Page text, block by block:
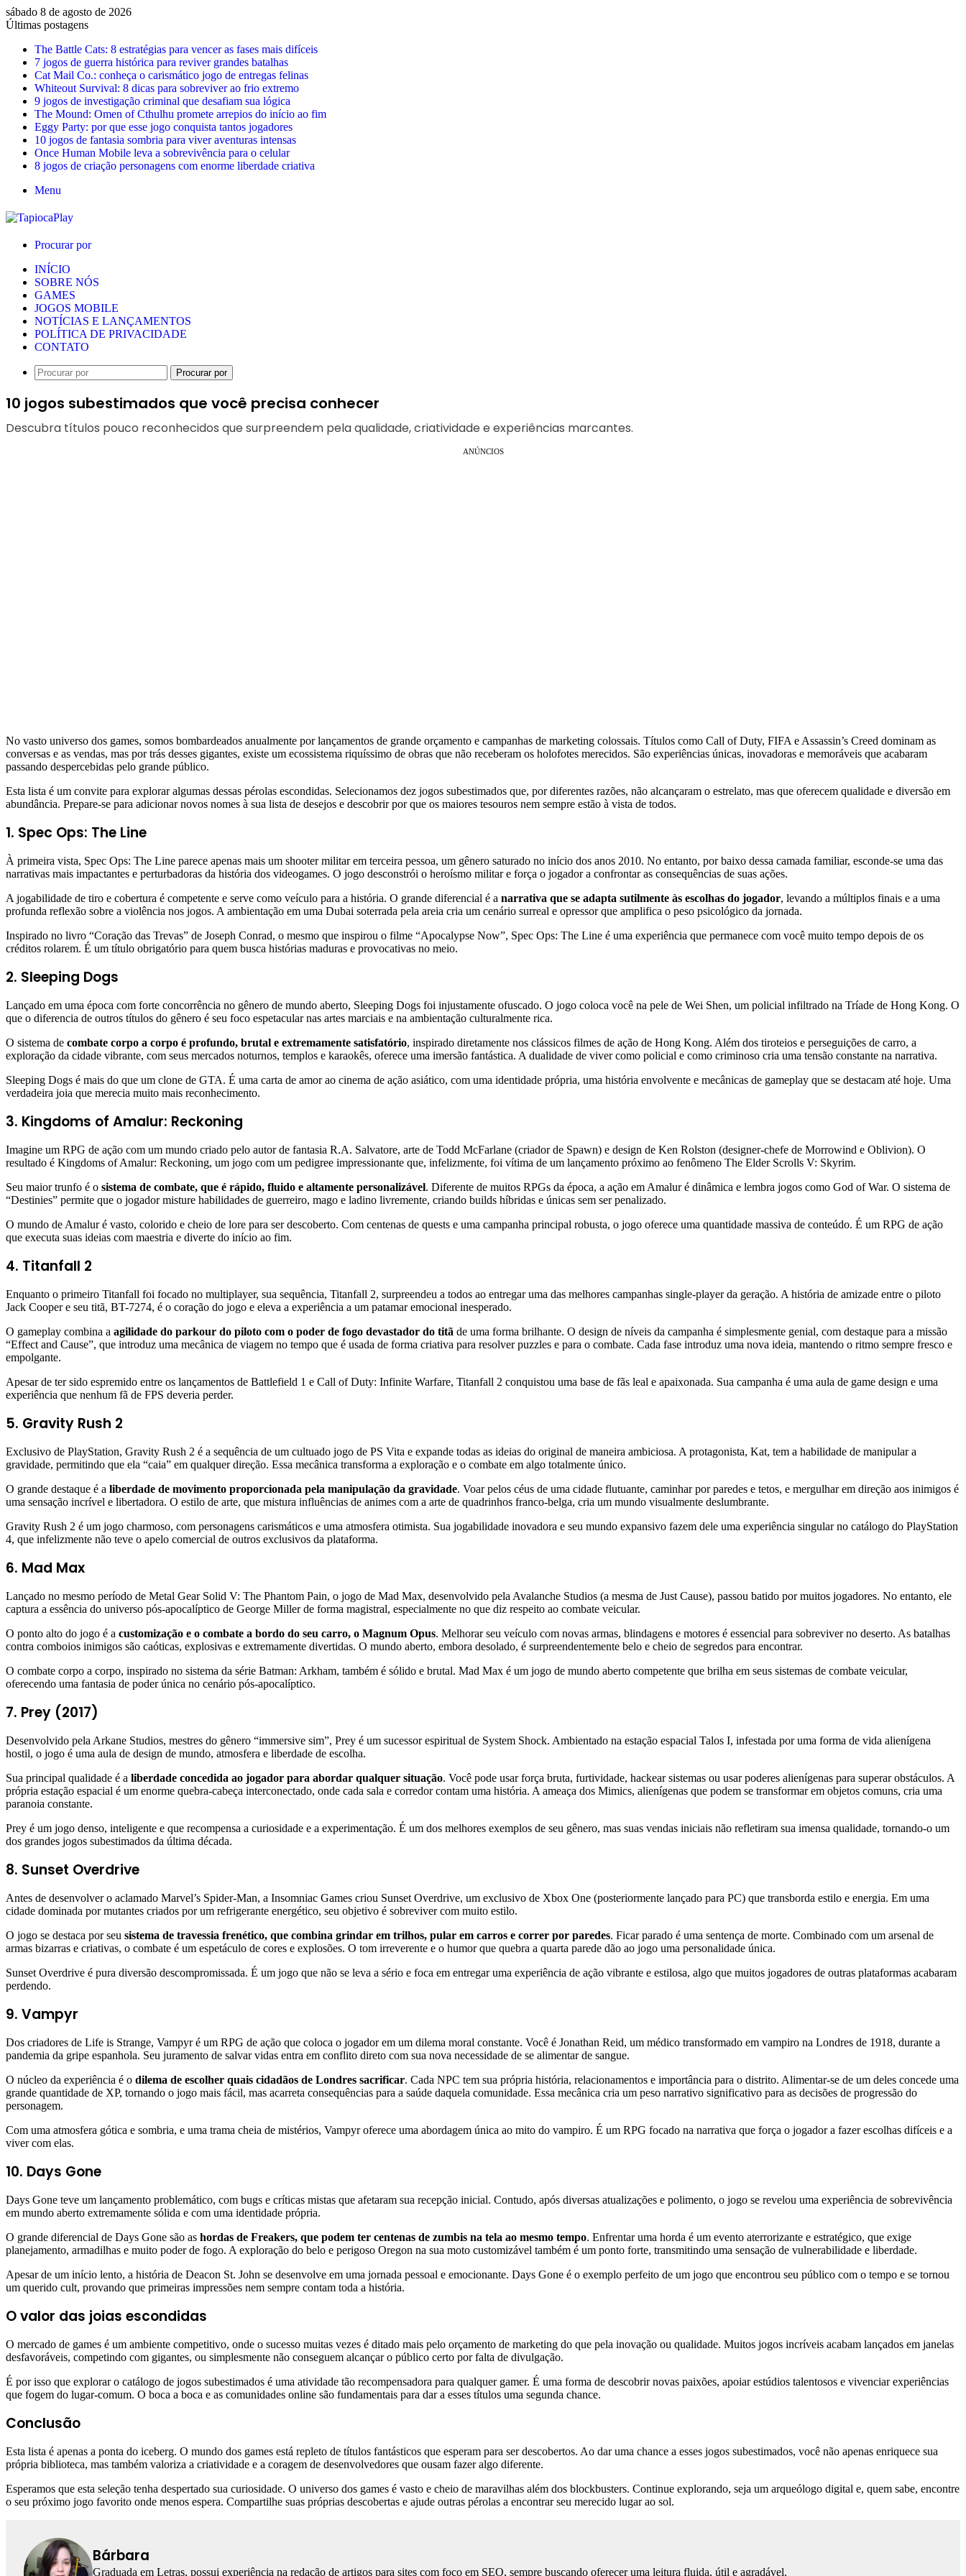
sábado 8 de agosto de 2026
Últimas postagens
The Battle Cats: 8 estratégias para vencer as fases mais difíceis
7 jogos de guerra histórica para reviver grandes batalhas
Cat Mail Co.: conheça o carismático jogo de entregas felinas
Whiteout Survival: 8 dicas para sobreviver ao frio extremo
9 jogos de investigação criminal que desafiam sua lógica
The Mound: Omen of Cthulhu promete arrepios do início ao fim
Eggy Party: por que esse jogo conquista tantos jogadores
10 jogos de fantasia sombria para viver aventuras intensas
Once Human Mobile leva a sobrevivência para o celular
8 jogos de criação personagens com enorme liberdade criativa
Menu
Procurar por
INÍCIO
SOBRE NÓS
GAMES
JOGOS MOBILE
NOTÍCIAS E LANÇAMENTOS
POLÍTICA DE PRIVACIDADE
CONTATO
Procurar por
10 jogos subestimados que você precisa conhecer
Descubra títulos pouco reconhecidos que surpreendem pela qualidade, criatividade e experiências marcantes.
ANÚNCIOS
No vasto universo dos games, somos bombardeados anualmente por lançamentos de grande orçamento e campanhas de marketing colossais. Títulos como Call of Duty, FIFA e Assassin’s Creed dominam as
conversas e as vendas, mas por trás desses gigantes, existe um ecossistema riquíssimo de obras que não receberam os holofotes merecidos. São experiências únicas, inovadoras e memoráveis que acabaram
passando despercebidas pelo grande público.
Esta lista é um convite para explorar algumas dessas pérolas escondidas. Selecionamos dez jogos subestimados que, por diferentes razões, não alcançaram o estrelato, mas que oferecem qualidade e diversão em
abundância. Prepare-se para adicionar novos nomes à sua lista de desejos e descobrir por que os maiores tesouros nem sempre estão à vista de todos.
1. Spec Ops: The Line
À primeira vista, Spec Ops: The Line parece apenas mais um shooter militar em terceira pessoa, um gênero saturado no início dos anos 2010. No entanto, por baixo dessa camada familiar, esconde-se uma das
narrativas mais impactantes e perturbadoras da história dos videogames. O jogo desconstrói o heroísmo militar e força o jogador a confrontar as consequências de suas ações.
A jogabilidade de tiro e cobertura é competente e serve como veículo para a história. O grande diferencial é a narrativa que se adapta sutilmente às escolhas do jogador, levando a múltiplos finais e a uma
profunda reflexão sobre a violência nos jogos. A ambientação em uma Dubai soterrada pela areia cria um cenário surreal e opressor que amplifica o peso psicológico da jornada.
Inspirado no livro “Coração das Trevas” de Joseph Conrad, o mesmo que inspirou o filme “Apocalypse Now”, Spec Ops: The Line é uma experiência que permanece com você muito tempo depois de os
créditos rolarem. É um título obrigatório para quem busca histórias maduras e provocativas no meio.
2. Sleeping Dogs
Lançado em uma época com forte concorrência no gênero de mundo aberto, Sleeping Dogs foi injustamente ofuscado. O jogo coloca você na pele de Wei Shen, um policial infiltrado na Tríade de Hong Kong. O
que o diferencia de outros títulos do gênero é seu foco espetacular nas artes marciais e na ambientação culturalmente rica.
O sistema de combate corpo a corpo é profundo, brutal e extremamente satisfatório, inspirado diretamente nos clássicos filmes de ação de Hong Kong. Além dos tiroteios e perseguições de carro, a
exploração da cidade vibrante, com seus mercados noturnos, templos e karaokês, oferece uma imersão fantástica. A dualidade de viver como policial e como criminoso cria uma tensão constante na narrativa.
Sleeping Dogs é mais do que um clone de GTA. É uma carta de amor ao cinema de ação asiático, com uma identidade própria, uma história envolvente e mecânicas de gameplay que se destacam até hoje. Uma
verdadeira joia que merecia muito mais reconhecimento.
3. Kingdoms of Amalur: Reckoning
Imagine um RPG de ação com um mundo criado pelo autor de fantasia R.A. Salvatore, arte de Todd McFarlane (criador de Spawn) e design de Ken Rolston (designer-chefe de Morrowind e Oblivion). O
resultado é Kingdoms of Amalur: Reckoning, um jogo com um pedigree impressionante que, infelizmente, foi vítima de um lançamento próximo ao fenômeno The Elder Scrolls V: Skyrim.
Seu maior trunfo é o sistema de combate, que é rápido, fluido e altamente personalizável. Diferente de muitos RPGs da época, a ação em Amalur é dinâmica e lembra jogos como God of War. O sistema de
“Destinies” permite que o jogador misture habilidades de guerreiro, mago e ladino livremente, criando builds híbridas e únicas sem ser penalizado.
O mundo de Amalur é vasto, colorido e cheio de lore para ser descoberto. Com centenas de quests e uma campanha principal robusta, o jogo oferece uma quantidade massiva de conteúdo. É um RPG de ação
que executa suas ideias com maestria e diverte do início ao fim.
4. Titanfall 2
Enquanto o primeiro Titanfall foi focado no multiplayer, sua sequência, Titanfall 2, surpreendeu a todos ao entregar uma das melhores campanhas single-player da geração. A história de amizade entre o piloto
Jack Cooper e seu titã, BT-7274, é o coração do jogo e eleva a experiência a um patamar emocional inesperado.
O gameplay combina a agilidade do parkour do piloto com o poder de fogo devastador do titã de uma forma brilhante. O design de níveis da campanha é simplesmente genial, com destaque para a missão
“Effect and Cause”, que introduz uma mecânica de viagem no tempo que é usada de forma criativa para resolver puzzles e para o combate. Cada fase introduz uma nova ideia, mantendo o ritmo sempre fresco e
empolgante.
Apesar de ter sido espremido entre os lançamentos de Battlefield 1 e Call of Duty: Infinite Warfare, Titanfall 2 conquistou uma base de fãs leal e apaixonada. Sua campanha é uma aula de game design e uma
experiência que nenhum fã de FPS deveria perder.
5. Gravity Rush 2
Exclusivo de PlayStation, Gravity Rush 2 é a sequência de um cultuado jogo de PS Vita e expande todas as ideias do original de maneira ambiciosa. A protagonista, Kat, tem a habilidade de manipular a
gravidade, permitindo que ela “caia” em qualquer direção. Essa mecânica transforma a exploração e o combate em algo totalmente único.
O grande destaque é a liberdade de movimento proporcionada pela manipulação da gravidade. Voar pelos céus de uma cidade flutuante, caminhar por paredes e tetos, e mergulhar em direção aos inimigos é
uma sensação incrível e libertadora. O estilo de arte, que mistura influências de animes com a arte de quadrinhos franco-belga, cria um mundo visualmente deslumbrante.
Gravity Rush 2 é um jogo charmoso, com personagens carismáticos e uma atmosfera otimista. Sua jogabilidade inovadora e seu mundo expansivo fazem dele uma experiência singular no catálogo do PlayStation
4, que infelizmente não teve o apelo comercial de outros exclusivos da plataforma.
6. Mad Max
Lançado no mesmo período de Metal Gear Solid V: The Phantom Pain, o jogo de Mad Max, desenvolvido pela Avalanche Studios (a mesma de Just Cause), passou batido por muitos jogadores. No entanto, ele
captura a essência do universo pós-apocalíptico de George Miller de forma magistral, especialmente no que diz respeito ao combate veicular.
O ponto alto do jogo é a customização e o combate a bordo do seu carro, o Magnum Opus. Melhorar seu veículo com novas armas, blindagens e motores é essencial para sobreviver no deserto. As batalhas
contra comboios inimigos são caóticas, explosivas e extremamente divertidas. O mundo aberto, embora desolado, é surpreendentemente belo e cheio de segredos para encontrar.
O combate corpo a corpo, inspirado no sistema da série Batman: Arkham, também é sólido e brutal. Mad Max é um jogo de mundo aberto competente que brilha em seus sistemas de combate veicular,
oferecendo uma fantasia de poder única no cenário pós-apocalíptico.
7. Prey (2017)
Desenvolvido pela Arkane Studios, mestres do gênero “immersive sim”, Prey é um sucessor espiritual de System Shock. Ambientado na estação espacial Talos I, infestada por uma forma de vida alienígena
hostil, o jogo é uma aula de design de mundo, atmosfera e liberdade de escolha.
Sua principal qualidade é a liberdade concedida ao jogador para abordar qualquer situação. Você pode usar força bruta, furtividade, hackear sistemas ou usar poderes alienígenas para superar obstáculos. A
própria estação espacial é um enorme quebra-cabeça interconectado, onde cada sala e corredor contam uma história. A ameaça dos Mimics, alienígenas que podem se transformar em objetos comuns, cria uma
paranoia constante.
Prey é um jogo denso, inteligente e que recompensa a curiosidade e a experimentação. É um dos melhores exemplos de seu gênero, mas suas vendas iniciais não refletiram sua imensa qualidade, tornando-o um
dos grandes jogos subestimados da última década.
8. Sunset Overdrive
Antes de desenvolver o aclamado Marvel’s Spider-Man, a Insomniac Games criou Sunset Overdrive, um exclusivo de Xbox One (posteriormente lançado para PC) que transborda estilo e energia. Em uma
cidade dominada por mutantes criados por um refrigerante energético, seu objetivo é sobreviver com muito estilo.
O jogo se destaca por seu sistema de travessia frenético, que combina grindar em trilhos, pular em carros e correr por paredes. Ficar parado é uma sentença de morte. Combinado com um arsenal de
armas bizarras e criativas, o combate é um espetáculo de cores e explosões. O tom irreverente e o humor que quebra a quarta parede dão ao jogo uma personalidade única.
Sunset Overdrive é pura diversão descompromissada. É um jogo que não se leva a sério e foca em entregar uma experiência de ação vibrante e estilosa, algo que muitos jogadores de outras plataformas acabaram
perdendo.
9. Vampyr
Dos criadores de Life is Strange, Vampyr é um RPG de ação que coloca o jogador em um dilema moral constante. Você é Jonathan Reid, um médico transformado em vampiro na Londres de 1918, durante a
pandemia da gripe espanhola. Seu juramento de salvar vidas entra em conflito direto com sua nova necessidade de se alimentar de sangue.
O núcleo da experiência é o dilema de escolher quais cidadãos de Londres sacrificar. Cada NPC tem sua própria história, relacionamentos e importância para o distrito. Alimentar-se de um deles concede uma
grande quantidade de XP, tornando o jogo mais fácil, mas acarreta consequências para a saúde daquela comunidade. Essa mecânica cria um peso narrativo significativo para as decisões de progressão do
personagem.
Com uma atmosfera gótica e sombria, e uma trama cheia de mistérios, Vampyr oferece uma abordagem única ao mito do vampiro. É um RPG focado na narrativa que força o jogador a fazer escolhas difíceis e a
viver com elas.
10. Days Gone
Days Gone teve um lançamento problemático, com bugs e críticas mistas que afetaram sua recepção inicial. Contudo, após diversas atualizações e polimento, o jogo se revelou uma experiência de sobrevivência
em mundo aberto extremamente sólida e com uma identidade própria.
O grande diferencial de Days Gone são as hordas de Freakers, que podem ter centenas de zumbis na tela ao mesmo tempo. Enfrentar uma horda é um evento aterrorizante e estratégico, que exige
planejamento, armadilhas e muito poder de fogo. A exploração do belo e perigoso Oregon na sua moto customizável também é um ponto forte, transmitindo uma sensação de vulnerabilidade e liberdade.
Apesar de um início lento, a história de Deacon St. John se desenvolve em uma jornada pessoal e emocionante. Days Gone é o exemplo perfeito de um jogo que encontrou seu público com o tempo e se tornou
um querido cult, provando que primeiras impressões nem sempre contam toda a história.
O valor das joias escondidas
O mercado de games é um ambiente competitivo, onde o sucesso muitas vezes é ditado mais pelo orçamento de marketing do que pela inovação ou qualidade. Muitos jogos incríveis acabam lançados em janelas
desfavoráveis, competindo com gigantes, ou simplesmente não conseguem alcançar o público certo por falta de divulgação.
É por isso que explorar o catálogo de jogos subestimados é uma atividade tão recompensadora para qualquer gamer. É uma forma de descobrir novas paixões, apoiar estúdios talentosos e vivenciar experiências
que fogem do lugar-comum. O boca a boca e as comunidades online são fundamentais para dar a esses títulos uma segunda chance.
Conclusão
Esta lista é apenas a ponta do iceberg. O mundo dos games está repleto de títulos fantásticos que esperam para ser descobertos. Ao dar uma chance a esses jogos subestimados, você não apenas enriquece sua
própria biblioteca, mas também valoriza a criatividade e a coragem de desenvolvedores que ousam fazer algo diferente.
Esperamos que esta seleção tenha despertado sua curiosidade. O universo dos games é vasto e cheio de maravilhas além dos blockbusters. Continue explorando, seja um arqueólogo digital e, quem sabe, encontre
o seu próximo jogo favorito onde menos espera. Compartilhe suas próprias descobertas e ajude outras pérolas a encontrar seu merecido lugar ao sol.
Bárbara
Graduada em Letras, possui experiência na redação de artigos para sites com foco em SEO, sempre buscando oferecer uma leitura fluida, útil e agradável.